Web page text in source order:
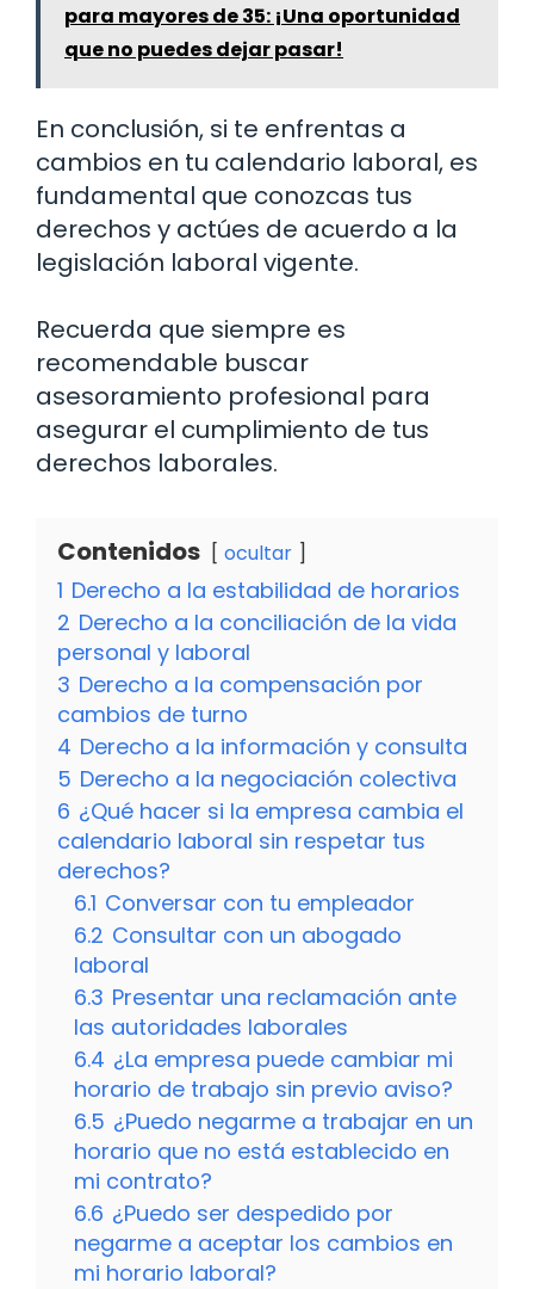
para mayores de 35: ¡Una oportunidad
que no puedes dejar pasar!
En conclusión, si te enfrentas a
cambios en tu calendario laboral, es
fundamental que conozcas tus
derechos y actúes de acuerdo a la
legislación laboral vigente.
Recuerda que siempre es
recomendable buscar
asesoramiento profesional para
asegurar el cumplimiento de tus
derechos laborales.
Contenidos ocultar
1 Derecho a la estabilidad de horarios
2 Derecho a la conciliación de la vida
personal y laboral
3 Derecho a la compensación por
cambios de turno
4 Derecho a la información y consulta
5 Derecho a la negociación colectiva
6 ¿Qué hacer si la empresa cambia el
calendario laboral sin respetar tus
derechos?
6.1 Conversar con tu empleador
6.2 Consultar con un abogado
laboral
6.3 Presentar una reclamación ante
las autoridades laborales
6.4 ¿La empresa puede cambiar mi
horario de trabajo sin previo aviso?
6.5 ¿Puedo negarme a trabajar en un
horario que no está establecido en
mi contrato?
6.6 ¿Puedo ser despedido por
negarme a aceptar los cambios en
mi horario laboral?